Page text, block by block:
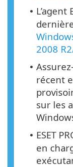
• L’agent
2008
•
récent
sur les
• ESET
en